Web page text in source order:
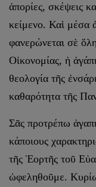
ἀπορίες, σκέψεις
κείμενο. Καὶ μέσα
φανερώνεται σὲ
Οἰκονομίας, ἡ
θεολογία τῆς
καθαρότητα τῆς
Σᾶς προτρέπω
κάποιους
τῆς Ἑορτῆς τοῦ
ὠφεληθοῦμε.